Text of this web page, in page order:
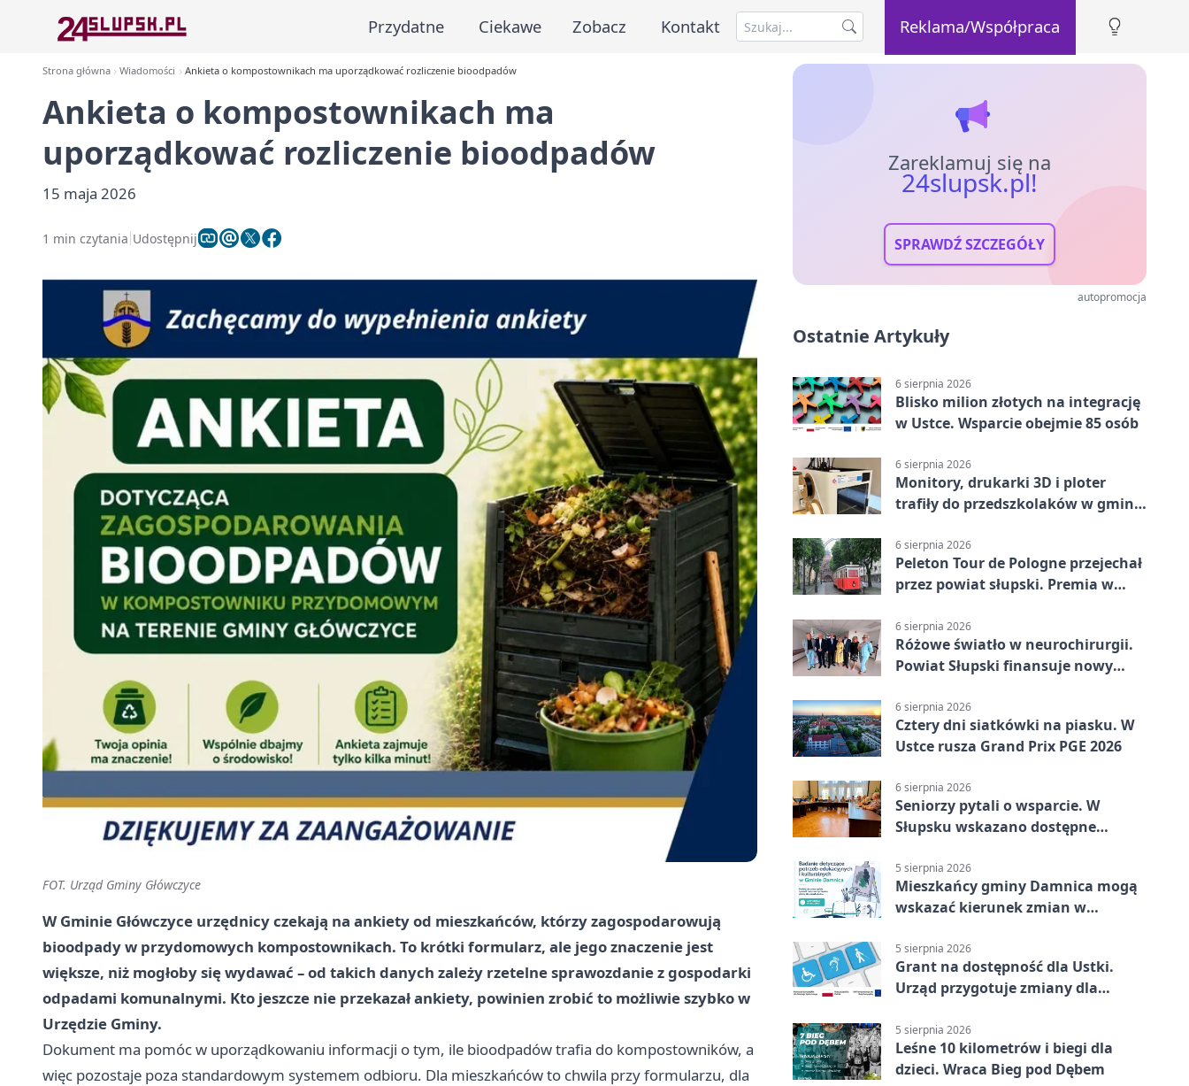
Przydatne Ciekawe Zobacz Kontakt Reklama/Współpraca
Strona główna Wiadomości Ankieta o kompostownikach ma uporządkować rozliczenie bioodpadów
Ankieta o kompostownikach ma
uporządkować rozliczenie bioodpadów
15 maja 2026
1 min czytania Udostępnij
FOT. Urząd Gminy Główczyce
W Gminie Główczyce urzędnicy czekają na ankiety od mieszkańców, którzy zagospodarowują
bioodpady w przydomowych kompostownikach. To krótki formularz, ale jego znaczenie jest
większe, niż mogłoby się wydawać – od takich danych zależy rzetelne sprawozdanie z gospodarki
odpadami komunalnymi. Kto jeszcze nie przekazał ankiety, powinien zrobić to możliwie szybko w
Urzędzie Gminy.
Dokument ma pomóc w uporządkowaniu informacji o tym, ile bioodpadów trafia do kompostowników, a
więc pozostaje poza standardowym systemem odbioru. Dla mieszkańców to chwila przy formularzu, dla
Zareklamuj się na
24slupsk.pl!
SPRAWDŹ SZCZEGÓŁY
autopromocja
Ostatnie Artykuły
6 sierpnia 2026
Blisko milion złotych na integrację
w Ustce. Wsparcie obejmie 85 osób
6 sierpnia 2026
Monitory, drukarki 3D i ploter
trafiły do przedszkolaków w gminie
6 sierpnia 2026
Peleton Tour de Pologne przejechał
przez powiat słupski. Premia w
6 sierpnia 2026
Różowe światło w neurochirurgii.
Powiat Słupski finansuje nowy
6 sierpnia 2026
Cztery dni siatkówki na piasku. W
Ustce rusza Grand Prix PGE 2026
6 sierpnia 2026
Seniorzy pytali o wsparcie. W
Słupsku wskazano dostępne
5 sierpnia 2026
Mieszkańcy gminy Damnica mogą
wskazać kierunek zmian w
5 sierpnia 2026
Grant na dostępność dla Ustki.
Urząd przygotuje zmiany dla
5 sierpnia 2026
Leśne 10 kilometrów i biegi dla
dzieci. Wraca Bieg pod Dębem